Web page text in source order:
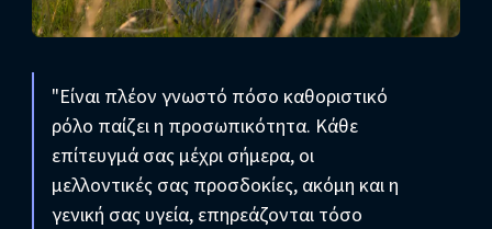
"Είναι πλέον γνωστό πόσο καθοριστικό
ρόλο παίζει η προσωπικότητα. Κάθε
επίτευγμά σας μέχρι σήμερα, οι
μελλοντικές σας προσδοκίες, ακόμη και η
γενική σας υγεία, επηρεάζονται τόσο